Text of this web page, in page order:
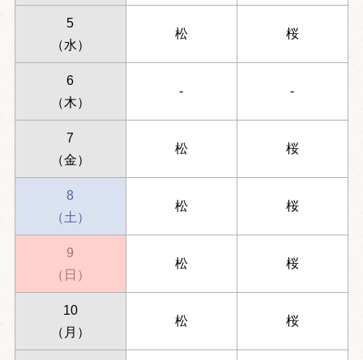
5
（水）
松 桜
6
（木）
- -
7
（金）
松 桜
8
（土）
松 桜
9
（日）
松 桜
10
（月）
松 桜